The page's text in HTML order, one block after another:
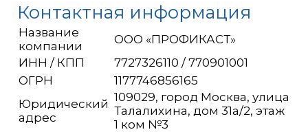
Контактная информация
Название
компании
ООО «ПРОФИКАСТ»
ИНН / КПП
7727326110 / 770901001
ОГРН
1177746856165
Юридический
адрес
109029, город Москва, улица
Талалихина, дом 31а/2, этаж
1 ком №3